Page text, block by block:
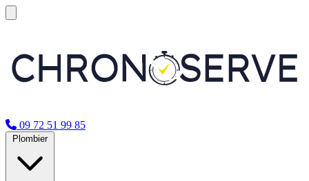
09 72 51 99 85
Plombier